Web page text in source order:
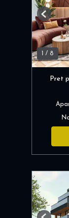
1 / 8
Previous
Pret